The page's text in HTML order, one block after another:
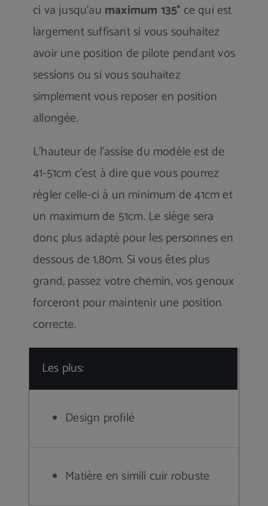
ci va jusqu’au maximum 135°ce qui est
largement suffisant si vous souhaitez
avoir une position de pilote pendant vos
sessions ou si vous souhaitez
simplement vous reposer en position
allongée.
L’hauteur de l’assise du modèle est de
41-51cm c’est à dire que vous pourrez
régler celle-ci à un minimum de 41cm et
un maximum de 51cm. Le siège sera
donc plus adapté pour les personnes en
dessous de 1,80m. Si vous êtes plus
grand, passez votre chemin, vos genoux
forceront pour maintenir une position
correcte.
Les plus:
Design profilé
Matière en simili cuir robuste